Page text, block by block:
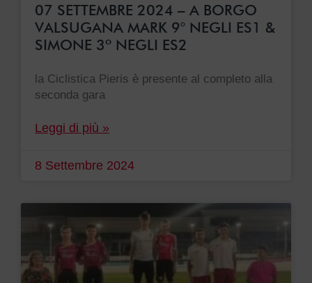
07 SETTEMBRE 2024 – A BORGO
VALSUGANA MARK 9° NEGLI ES1 &
SIMONE 3º NEGLI ES2
la Ciclistica Pieris è presente al completo alla
seconda gara
Leggi di più »
8 Settembre 2024